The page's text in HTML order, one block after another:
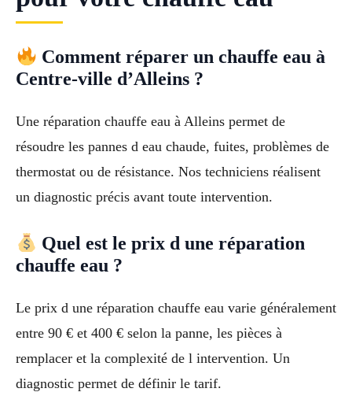
Comment réparer un chauffe eau à
Centre-ville d’Alleins ?
Une réparation chauffe eau à Alleins permet de
résoudre les pannes d eau chaude, fuites, problèmes de
thermostat ou de résistance. Nos techniciens réalisent
un diagnostic précis avant toute intervention.
Quel est le prix d une réparation
chauffe eau ?
Le prix d une réparation chauffe eau varie généralement
entre 90 € et 400 € selon la panne, les pièces à
remplacer et la complexité de l intervention. Un
diagnostic permet de définir le tarif.